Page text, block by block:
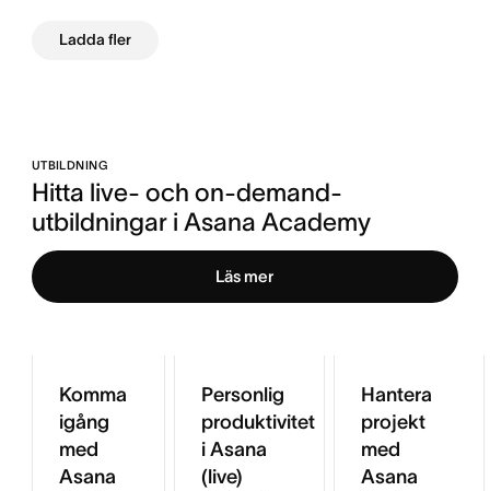
Ladda fler
UTBILDNING
Hitta live- och on-demand-
utbildningar i Asana Academy
Läs mer
Komma
igång
med
Asana
Personlig
produktivitet
i Asana
(live)
Hantera
projekt
med
Asana